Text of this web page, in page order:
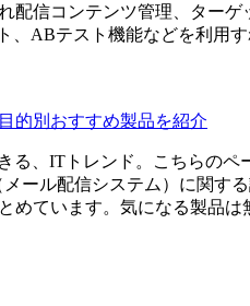
配信コンテンツ管理、ター
、ABテスト機能などを利用
的別おすすめ製品を紹介
、ITトレンド。こちらのペ
メール配信システム ）に関す
ています。気になる製品は